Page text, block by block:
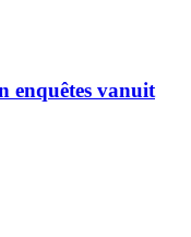
enquêtes vanuit